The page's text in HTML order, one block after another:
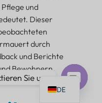
und
Dieser
durch
und Berichte
Bewohnern.
DE
EN
TH
Sie uns